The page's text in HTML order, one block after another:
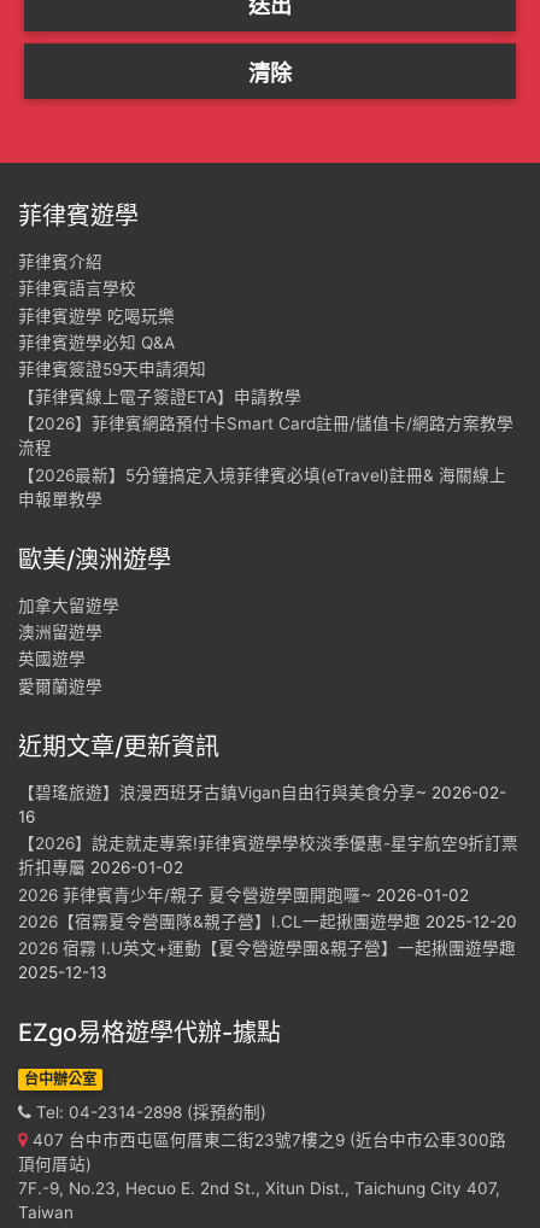
菲律賓遊學
菲律賓介紹
菲律賓語言學校
菲律賓遊學 吃喝玩樂
菲律賓遊學必知 Q&A
菲律賓簽證59天申請須知
【菲律賓線上電子簽證ETA】申請教學
【2026】菲律賓網路預付卡Smart Card註冊/儲值卡/網路方案教學
流程
【2026最新】5分鐘搞定入境菲律賓必填(eTravel)註冊& 海關線上
申報單教學
歐美/澳洲遊學
加拿大留遊學
澳洲留遊學
英國遊學
愛爾蘭遊學
近期文章/更新資訊
【碧瑤旅遊】浪漫西班牙古鎮Vigan自由行與美食分享~ 2026-02-
16
【2026】說走就走專案!菲律賓遊學學校淡季優惠-星宇航空9折訂票
折扣專屬 2026-01-02
2026 菲律賓青少年/親子 夏令營遊學團開跑囉~ 2026-01-02
2026【宿霧夏令營團隊&親子營】I.CL一起揪團遊學趣 2025-12-20
2026 宿霧 I.U英文+運動【夏令營遊學團&親子營】一起揪團遊學趣
2025-12-13
EZgo易格遊學代辦-據點
台中辦公室
Tel: 04-2314-2898 (採預約制)
407 台中市西屯區何厝東二街23號7樓之9 (近台中市公車300路
頂何厝站)
7F.-9, No.23, Hecuo E. 2nd St., Xitun Dist., Taichung City 407,
Taiwan